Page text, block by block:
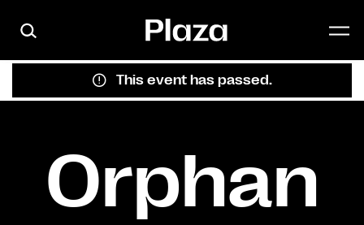
This event has passed.
Orphan